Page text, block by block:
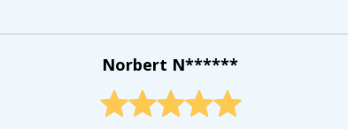
Norbert N******